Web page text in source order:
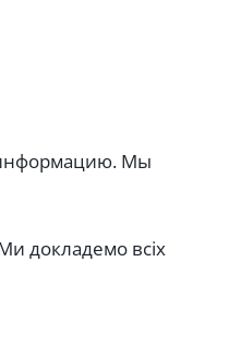
информацию. Мы
докладемо всіх